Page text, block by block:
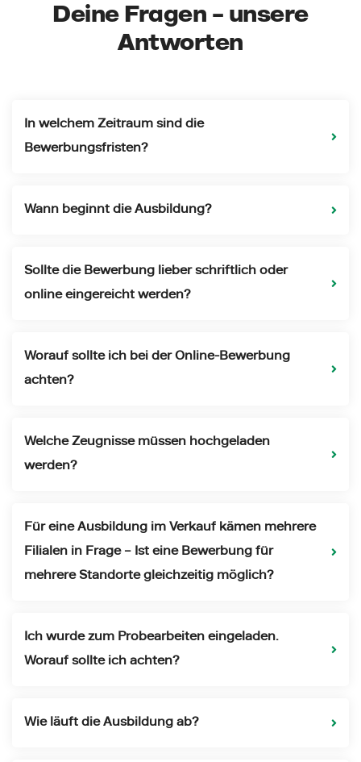
Deine Fragen – unsere
Antworten
In welchem Zeitraum sind die
Bewerbungsfristen?
Wann beginnt die Ausbildung?
Sollte die Bewerbung lieber schriftlich oder
online eingereicht werden?
Worauf sollte ich bei der Online-Bewerbung
achten?
Welche Zeugnisse müssen hochgeladen
werden?
Für eine Ausbildung im Verkauf kämen mehrere
Filialen in Frage – Ist eine Bewerbung für
mehrere Standorte gleichzeitig möglich?
Ich wurde zum Probearbeiten eingeladen.
Worauf sollte ich achten?
Wie läuft die Ausbildung ab?